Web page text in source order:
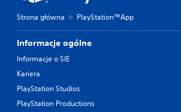
Strona główna PlayStation™App
Informacje ogólne
Informacje o SIE
Kariera
PlayStation Studios
PlayStation Productions